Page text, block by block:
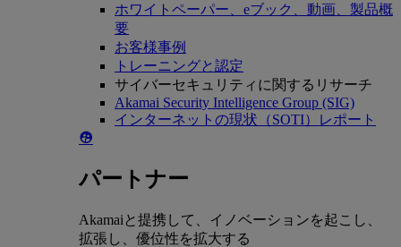
ホワイトペーパー、eブック、動画、製品概
要
お客様事例
トレーニングと認定
サイバーセキュリティに関するリサーチ
Akamai Security Intelligence Group (SIG)
インターネットの現状（SOTI）レポート
パートナー
Akamaiと提携して、イノベーションを起こし、
拡張し、優位性を拡大する